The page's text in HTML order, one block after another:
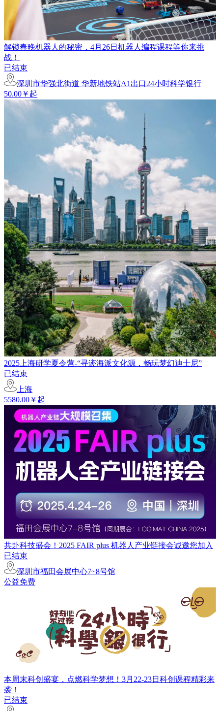
解锁春晚机器人的秘密，4月26日机器人编程课程等你来挑
战！
已结束
深圳市华强北街道 华新地铁站A1出口24小时科学银行
50.00￥起
2025上海研学夏令营-“寻迹海派文化源，畅玩梦幻迪士尼”
已结束
上海
5580.00￥起
共赴科技盛会！2025 FAIR plus 机器人产业链接会诚邀您加入
已结束
深圳市福田会展中心7~8号馆
公益免费
本周末科创盛宴，点燃科学梦想！3月22-23日科创课程精彩来
袭！
已结束